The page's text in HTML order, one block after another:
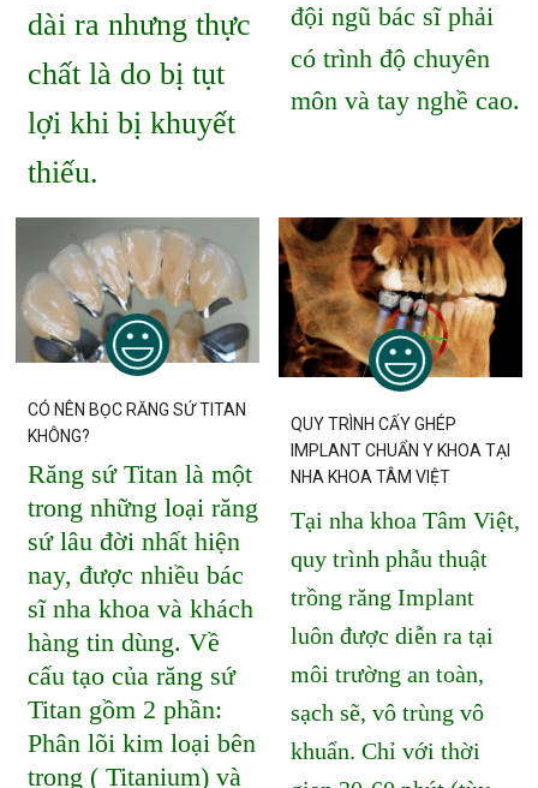
dài ra nhưng thực
chất là do bị tụt
lợi khi bị khuyết
thiếu.
đội ngũ bác sĩ phải
có trình độ chuyên
môn và tay nghề cao.
CÓ NÊN BỌC RĂNG SỨ TITAN
KHÔNG?
Răng sứ Titan là một
trong những loại răng
sứ lâu đời nhất hiện
nay, được nhiều bác
sĩ nha khoa và khách
hàng tin dùng. Về
cấu tạo của răng sứ
Titan gồm 2 phần:
Phân lõi kim loại bên
trong ( Titanium) và
QUY TRÌNH CẤY GHÉP
IMPLANT CHUẨN Y KHOA TẠI
NHA KHOA TÂM VIỆT
Tại nha khoa Tâm Việt,
quy trình phẫu thuật
trồng răng Implant
luôn được diễn ra tại
môi trường an toàn,
sạch sẽ, vô trùng vô
khuẩn. Chỉ với thời